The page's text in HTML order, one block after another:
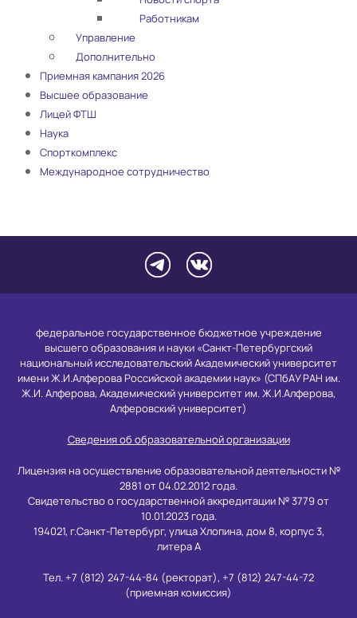
Работникам
Управление
Дополнительно
Приемная кампания 2026
Высшее образование
Лицей ФТШ
Наука
Спорткомплекс
Международное сотрудничество
федеральное государственное бюджетное учреждение
высшего образования и науки «Санкт-Петербургский
национальный исследовательский Академический университет
имени Ж.И.Алферова Российской академии наук» (СПбАУ РАН им.
Ж.И. Алферова, Академический университет им. Ж.И.Алферова,
Алферовский университет)
Сведения об образовательной организации
Лицензия на осуществление образовательной деятельности №
2881 от 04.02.2012 года.
Свидетельство о государственной аккредитации № 3779 от
10.01.2023 года.
194021, г.Санкт-Петербург, улица Хлопина, дом 8, корпус 3,
литера А
Тел. +7 (812) 247-44-84 (ректорат), +7 (812) 247-44-72
(приемная комиссия)